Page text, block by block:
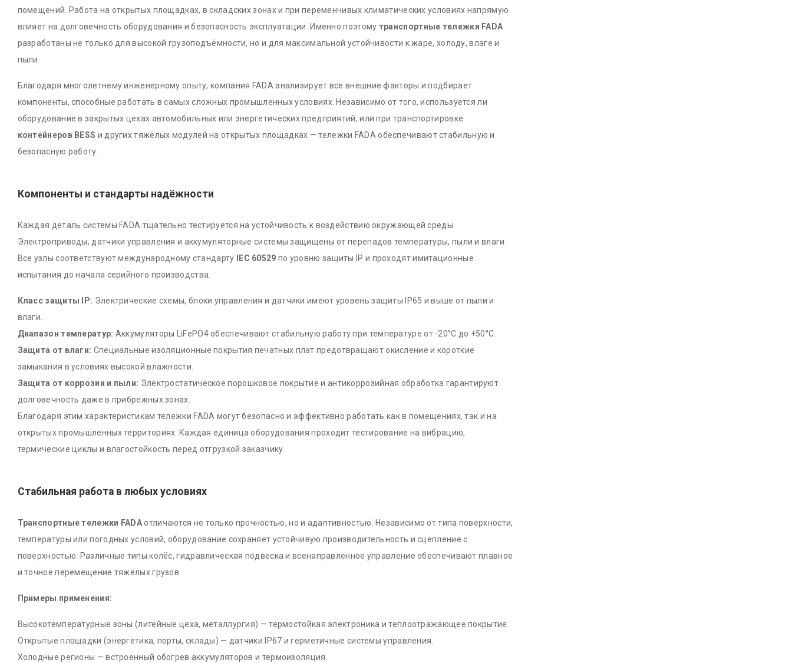
помещений. Работа на открытых площадках, в складских зонах и при переменчивых климатических условиях напрямую
влияет на долговечность оборудования и безопасность эксплуатации. Именно поэтому транспортные тележки FADA
разработаны не только для высокой грузоподъёмности, но и для максимальной устойчивости к жаре, холоду, влаге и
пыли.
Благодаря многолетнему инженерному опыту, компания FADA анализирует все внешние факторы и подбирает
компоненты, способные работать в самых сложных промышленных условиях. Независимо от того, используется ли
оборудование в закрытых цехах автомобильных или энергетических предприятий, или при транспортировке
контейнеров BESS и других тяжёлых модулей на открытых площадках — тележки FADA обеспечивают стабильную и
безопасную работу.
Компоненты и стандарты надёжности
Каждая деталь системы FADA тщательно тестируется на устойчивость к воздействию окружающей среды.
Электроприводы, датчики управления и аккумуляторные системы защищены от перепадов температуры, пыли и влаги.
Все узлы соответствуют международному стандарту
IEC 60529 по уровню защиты IP и проходят имитационные
испытания до начала серийного производства.
Класс защиты IP: Электрические схемы, блоки управления и датчики имеют уровень защиты IP65 и выше от пыли и
влаги.
Диапазон температур: Аккумуляторы LiFePO4 обеспечивают стабильную работу при температуре от -20°C до +50°C.
Защита от влаги: Специальные изоляционные покрытия печатных плат предотвращают окисление и короткие
замыкания в условиях высокой влажности.
Защита от коррозии и пыли: Электростатическое порошковое покрытие и антикоррозийная обработка гарантируют
долговечность даже в прибрежных зонах.
Благодаря этим характеристикам тележки FADA могут безопасно и эффективно работать как в помещениях, так и на
открытых промышленных территориях. Каждая единица оборудования проходит тестирование на вибрацию,
термические циклы и влагостойкость перед отгрузкой заказчику.
Стабильная работа в любых условиях
Транспортные тележки FADAотличаются не только прочностью, но и адаптивностью. Независимо от типа поверхности,
температуры или погодных условий, оборудование сохраняет устойчивую производительность и сцепление с
поверхностью. Различные типы колёс, гидравлическая подвеска и всенаправленное управление обеспечивают плавное
и точное перемещение тяжёлых грузов.
Примеры применения:
Высокотемпературные зоны (литейные цеха, металлургия) — термостойкая электроника и теплоотражающее покрытие.
Открытые площадки (энергетика, порты, склады) — датчики IP67 и герметичные системы управления.
Холодные регионы — встроенный обогрев аккумуляторов и термоизоляция.